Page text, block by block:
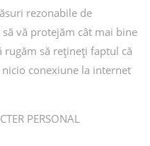
rezonabile de
vă protejăm cât mai bine
rugăm să rețineți faptul că
conexiune la internet
PERSONAL